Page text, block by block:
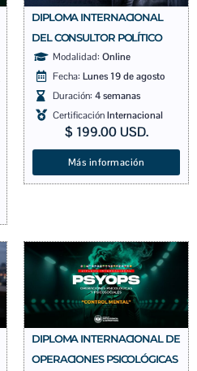
DIPLOMA INTERNACIONAL
DEL CONSULTOR POLÍTICO
Modalidad: Online
Fecha: Lunes 19 de agosto
Duración: 4 semanas
CertificaciónInternacional
$ 199.00USD.
Más información
DIPLOMA INTERNACIONAL DE
OPERACIONES PSICOLÓGICAS